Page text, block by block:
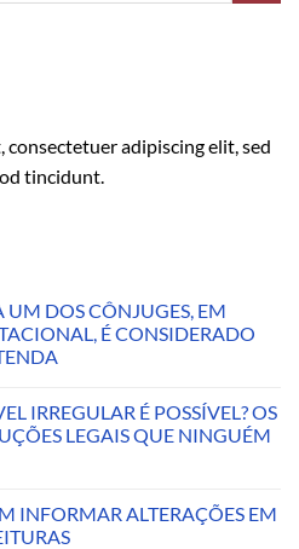
adipiscing elit, sed
tincidunt.
DOS CÔNJUGES, EM
É CONSIDERADO
IRREGULAR É POSSÍVEL? OS
LEGAIS QUE NINGUÉM
INFORMAR ALTERAÇÕES EM